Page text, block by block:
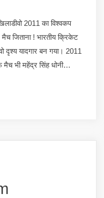
2011 का विश्वकप
जिताना ! भारतीय क्रिकेट
दृश्य यादगार बन गया। 2011
भी महेंद्र सिंह धोनी…